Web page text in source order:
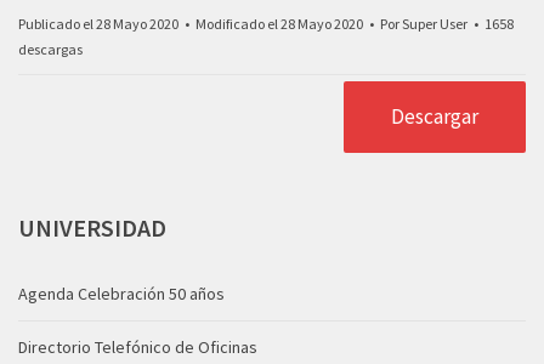
Publicado el 28 Mayo 2020 Modificado el 28 Mayo 2020 PorSuper User
1658
descargas
Descargar
UNIVERSIDAD
Agenda Celebración 50 años
Directorio Telefónico de Oficinas